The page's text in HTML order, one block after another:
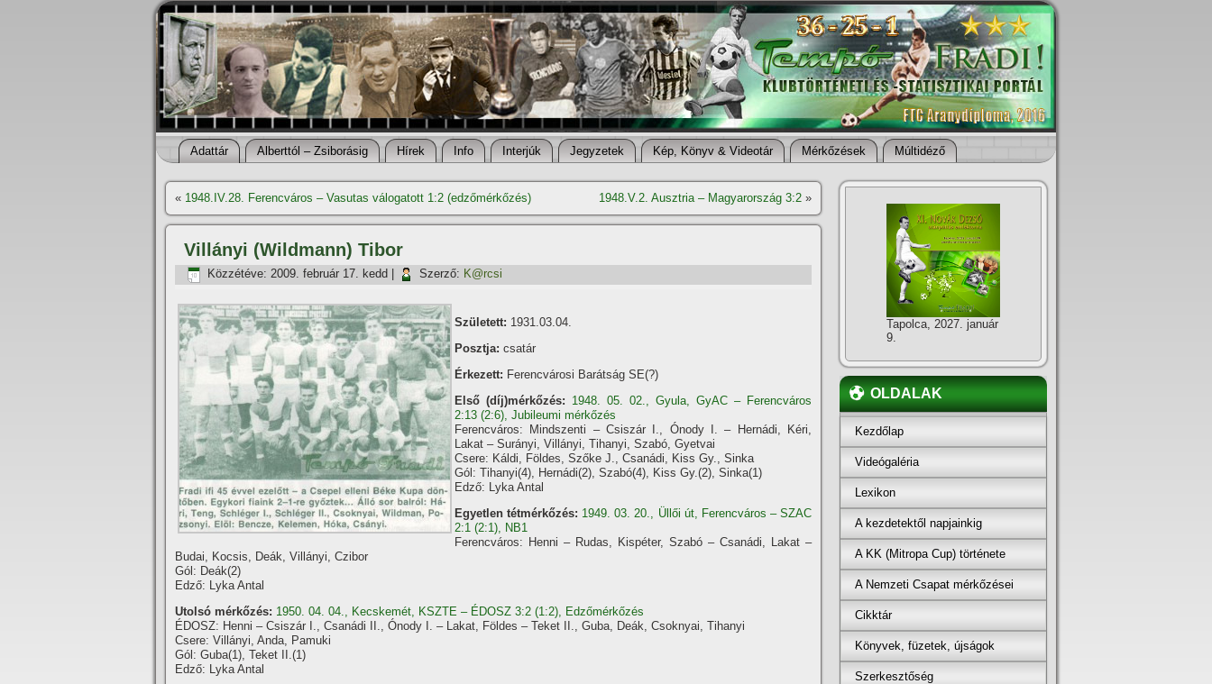
Adattár Alberttól – Zsiborásig Hí­rek Info Interjúk Jegyzetek Kép, Könyv & Videotár Mérkőzések Múltidéző
« 1948.IV.28. Ferencváros – Vasutas válogatott 1:2 (edzőmérkőzés) 1948.V.2. Ausztria – Magyarország 3:2 »
Villányi (Wildmann) Tibor
Közzétéve: 2009. február 17. kedd Szerző: K@rcsi
Született: 1931.03.04.
Posztja: csatár
Érkezett: Ferencvárosi Barátság SE(?)
Első (díj)mérkőzés: 1948. 05. 02., Gyula, GyAC – Ferencváros
2:13 (2:6), Jubileumi mérkőzés
Ferencváros: Mindszenti – Csiszár I., Ónody I. – Hernádi, Kéri,
Lakat – Surányi, Villányi, Tihanyi, Szabó, Gyetvai
Csere: Káldi, Földes, Szőke J., Csanádi, Kiss Gy., Sinka
Gól: Tihanyi(4), Hernádi(2), Szabó(4), Kiss Gy.(2), Sinka(1)
Edző: Lyka Antal
Egyetlen tétmérkőzés: 1949. 03. 20., Üllői út, Ferencváros – SZAC
2:1 (2:1), NB1
Ferencváros: Henni – Rudas, Kispéter, Szabó – Csanádi, Lakat –
Budai, Kocsis, Deák, Villányi, Czibor
Gól: Deák(2)
Edző: Lyka Antal
Utolsó mérkőzés: 1950. 04. 04., Kecskemét, KSZTE – ÉDOSZ 3:2 (1:2), Edzőmérkőzés
ÉDOSZ: Henni – Csiszár I., Csanádi II., Ónody I. – Lakat, Földes – Teket II., Guba, Deák, Csoknyai, Tihanyi
Csere: Villányi, Anda, Pamuki
Gól: Guba(1), Teket II.(1)
Edző: Lyka Antal
Tapolca, 2027. január
9.
OLDALAK
Kezdőlap
Videógaléria
Lexikon
A kezdetektől napjainkig
A KK (Mitropa Cup) története
A Nemzeti Csapat mérkőzései
Cikktár
Könyvek, füzetek, újságok
Szerkesztőség